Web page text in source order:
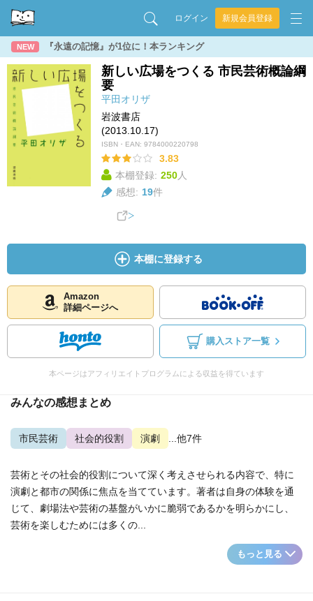
ログイン 新規会員登録
NEW 『永遠の記憶』が1位に！本ランキング
新しい広場をつくる 市民芸術概論綱
要
平田オリザ
岩波書店
(2013.10.17)
ISBN・EAN: 9784000220798
3.83
本棚登録: 250人
感想: 19件
本棚に登録する
Amazon
詳細ページへ
購入ストア一覧
本ページはアフィリエイトプログラムによる収益を得ています
みんなの感想まとめ
市民芸術 社会的役割 演劇 ...他7件
芸術とその社会的役割について深く考えさせられる内容で、特に
演劇と都市の関係に焦点を当てています。著者は自身の体験を通
じて、劇場法や芸術の基盤がいかに脆弱であるかを明らかにし、
芸術を楽しむためには多くの...
もっと見る